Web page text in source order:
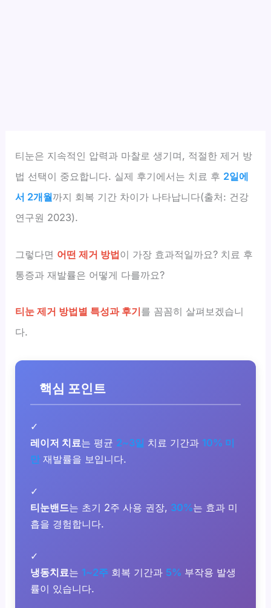
티눈은 지속적인 압력과 마찰로 생기며, 적절한 제거 방
법 선택이 중요합니다. 실제 후기에서는 치료 후 2일에
서 2개월까지 회복 기간 차이가 나타납니다(출처: 건강
연구원 2023).
그렇다면 어떤 제거 방법이 가장 효과적일까요? 치료 후
통증과 재발률은 어떻게 다를까요?
티눈 제거 방법별 특성과 후기를 꼼꼼히 살펴보겠습니
다.
핵심 포인트
✓
레이저 치료는 평균 2~3일 치료 기간과 10% 미
만 재발률을 보입니다.
✓
티눈밴드는 초기 2주 사용 권장, 30%는 효과 미
흡을 경험합니다.
✓
냉동치료는 1~2주 회복 기간과 5% 부작용 발생
률이 있습니다.